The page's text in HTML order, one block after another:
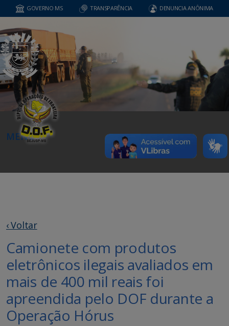
GOVERNO MS TRANSPARÊNCIA DENUNCIA ANÔNIMA
MENU
‹ Voltar
Camionete com produtos
eletrônicos ilegais avaliados em
mais de 400 mil reais foi
apreendida pelo DOF durante a
Operação Hórus